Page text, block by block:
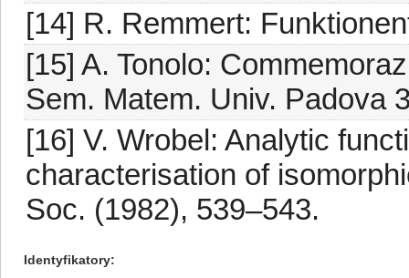
[14] R. Remmert:
[15] A. Tonolo:
Sem. Matem. Univ. Padova
[16] V. Wrobel: Analytic
characterisation of
Soc. (1982), 539–543.
Identyfikatory